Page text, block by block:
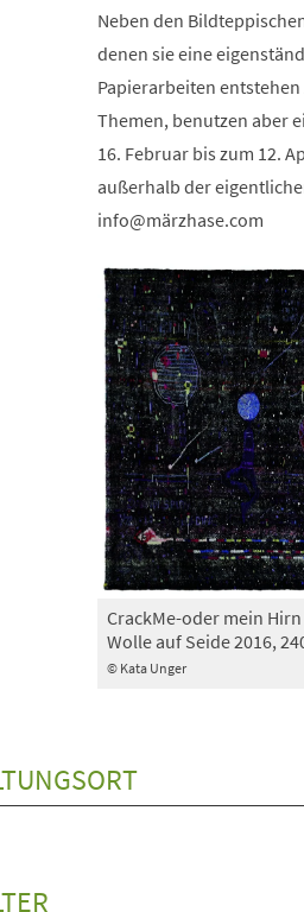
Neben den
denen sie eine
Papierarbeiten
Themen, benutzen aber
16. Februar bis zum 12.
außerhalb der
info
märzhase com
© Kata Unger
CrackMe-oder mein
Wolle auf Seide 2016,